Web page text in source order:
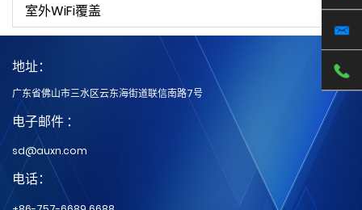
室外WiFi覆盖
地址：
广东省佛山市三水区云东海街道联信南路7号
电子邮件 ：
sd@auxn.com
电话：